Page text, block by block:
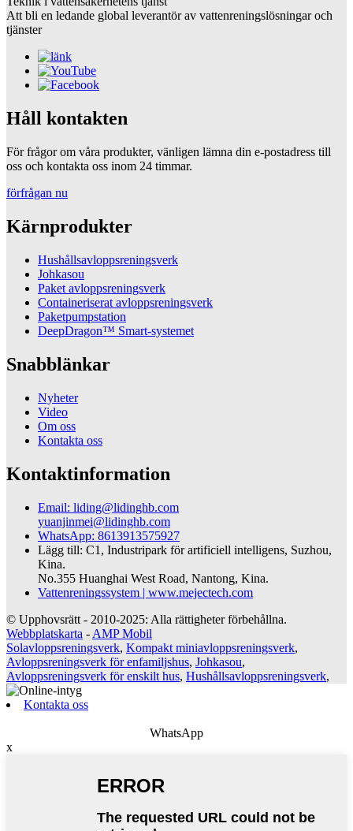
Att bli en ledande global leverantör av vattenreningslösningar och
tjänster
Håll kontakten
För frågor om våra produkter, vänligen lämna din e-postadress till
oss och kontakta oss inom 24 timmar.
förfrågan nu
Kärnprodukter
Hushållsavloppsreningsverk
Johkasou
Paket avloppsreningsverk
Containeriserat avloppsreningsverk
Paketpumpstation
DeepDragon™ Smart-systemet
Snabblänkar
Nyheter
Video
Om oss
Kontakta oss
Kontaktinformation
Email: liding@lidinghb.com
yuanjinmei@lidinghb.com
WhatsApp: 8613913575927
Lägg till: C1, Industripark för artificiell intelligens, Suzhou,
Kina.
No.355 Huanghai West Road, Nantong, Kina.
Vattenreningssystem | www.mejectech.com
© Upphovsrätt - 2010-2025: Alla rättigheter förbehållna.
Webbplatskarta - AMP Mobil
Solavloppsreningsverk, Kompakt miniavloppsreningsverk,
Avloppsreningsverk för enfamiljshus, Johkasou,
Avloppsreningsverk för enskilt hus, Hushållsavloppsreningsverk,
Kontakta oss
WhatsApp
x